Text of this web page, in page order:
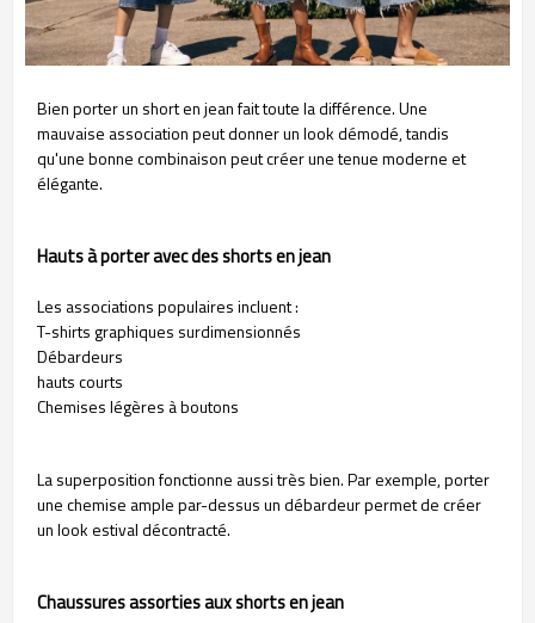
Bien porter un short en jean fait toute la différence. Une
mauvaise association peut donner un look démodé, tandis
qu'une bonne combinaison peut créer une tenue moderne et
élégante.
Hauts à porter avec des shorts en jean
Les associations populaires incluent :
T-shirts graphiques surdimensionnés
Débardeurs
hauts courts
Chemises légères à boutons
La superposition fonctionne aussi très bien. Par exemple, porter
une chemise ample par-dessus un débardeur permet de créer
un look estival décontracté.
Chaussures assorties aux shorts en jean